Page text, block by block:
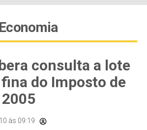
consulta a lote
do Imposto de
às 09:19